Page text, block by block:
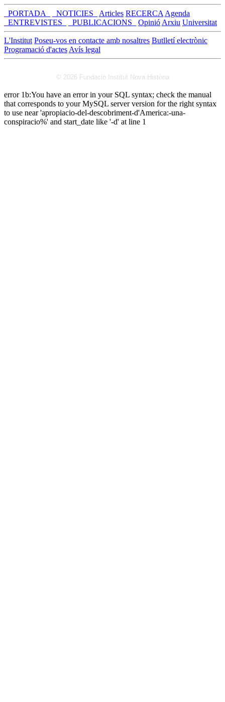
_PORTADA_ _NOTICIES_ Articles RECERCA Agenda
_ENTREVISTES_
_PUBLICACIONS_ Opinió Arxiu Universitat
L'Institut Poseu-vos en contacte amb nosaltres Butlletí electrònic
Programació d'actes Avís legal
© 2026 Fundació Institut Nova Història
error 1b:You have an error in your SQL syntax; check the manual
that corresponds to your MySQL server version for the right syntax
to use near 'apropiacio-del-descobriment-d'America:-una-
conspiracio%' and start_date like '-d' at line 1